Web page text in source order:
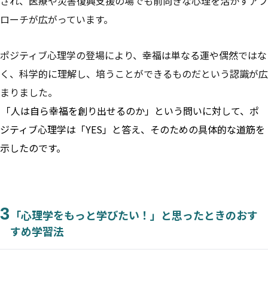
ローチが広がっています。
ポジティブ心理学の登場により、幸福は単なる運や偶然ではな
く、科学的に理解し、培うことができるものだという認識が広
まりました。
「人は自ら幸福を創り出せるのか」という問いに対して、ポ
ジティブ心理学は「YES」と答え、そのための具体的な道筋を
示したのです。
3 「心理学をもっと学びたい！」と思ったときのおす
すめ学習法